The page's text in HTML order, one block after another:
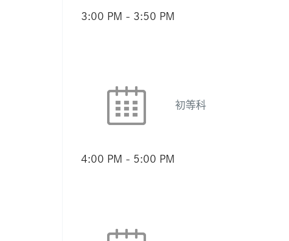
3:00 PM - 3:50 PM
初等科
4:00 PM - 5:00 PM